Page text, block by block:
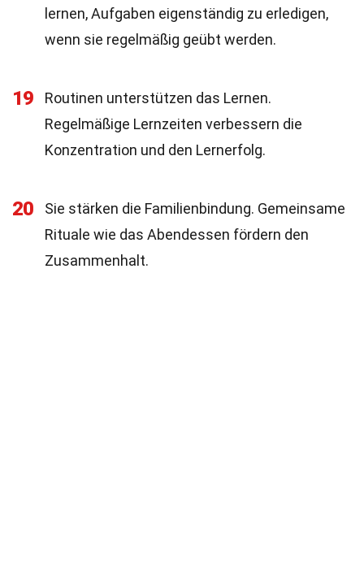
lernen, Aufgaben eigenständig zu erledigen,
wenn sie regelmäßig geübt werden.
19
Routinen unterstützen das Lernen.
Regelmäßige Lernzeiten verbessern die
Konzentration und den Lernerfolg.
20
Sie stärken die Familienbindung. Gemeinsame
Rituale wie das Abendessen fördern den
Zusammenhalt.